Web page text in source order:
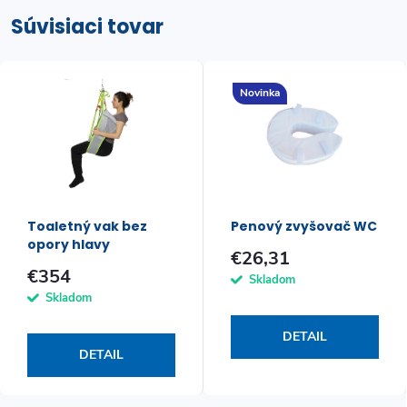
Súvisiaci tovar
Toaletný vak bez
opory hlavy
€354
Skladom
DETAIL
Novinka
Penový zvyšovač WC
€26,31
Skladom
DETAIL